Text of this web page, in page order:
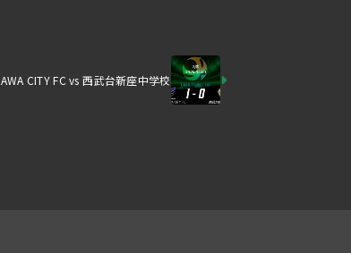
CITY FC vs 西武台新座中学校